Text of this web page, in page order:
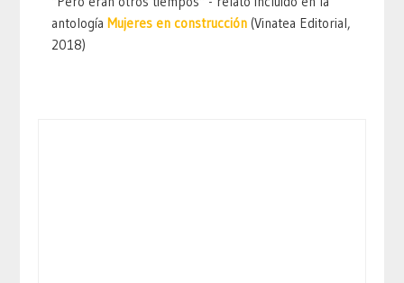
antología Mujeres en construcción (Vinatea Editorial,
2018)